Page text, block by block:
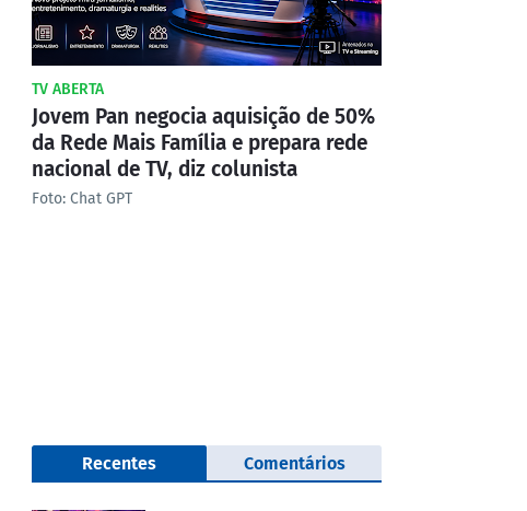
TV ABERTA
Jovem Pan negocia aquisição de 50%
da Rede Mais Família e prepara rede
nacional de TV, diz colunista
Foto: Chat GPT
Recentes Comentários